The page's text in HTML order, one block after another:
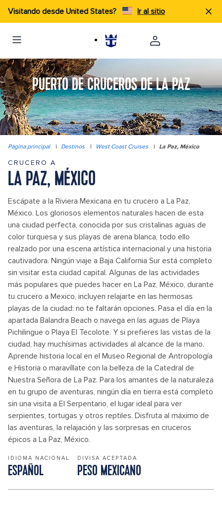
Visitando desde United States? Ir al sitio
PUERTO DE CRUCEROS DE LA PAZ
Página principal | Destinos | West Coast Cruises | La Paz, México
CRUCERO A
LA PAZ, MÉXICO
Escápate a la Riviera Mexicana en tu crucero a La Paz,
México. Los gloriosos elementos naturales hacen de esta
una ciudad perfecta, conocida por sus cristalinas aguas de
color turquesa y sus playas de arena blanca, todo ello
realzado por una escena artística internacional y una historia
cautivadora. Ningún viaje a Baja California Sur está completo
sin visitar esta ciudad capital. Algunas de las actividades
más populares que puedes hacer en La Paz, México, durante
tu crucero a Mexico, incluyen relajarte en las hermosas
playas de la ciudad: no te faltarán opciones. Pasa el día en la
apartada Balandra Beach o navega en las aguas de Playa
Pichilingue o Playa El Tecolote. Y si prefieres las vistas de la
ciudad, hay muchísimas actividades al alcance de la mano.
Aprende historia local en el Museo Regional de Antropología
e Historia o maravíllate con la belleza de la Catedral de
Nuestra Señora de La Paz. Para los amantes de la naturaleza
en tu grupo de aventuras, ningún día en tierra está completo
sin una visita a El Serpentario, el lugar ideal para ver
serpientes, tortugas y otros reptiles. Disfruta al máximo de
las aventuras, la relajación y las sorpresas en cruceros
épicos a La Paz, México.
IDIOMA NACIONAL
ESPAÑOL
DIVISA ACEPTADA
PESO MEXICANO